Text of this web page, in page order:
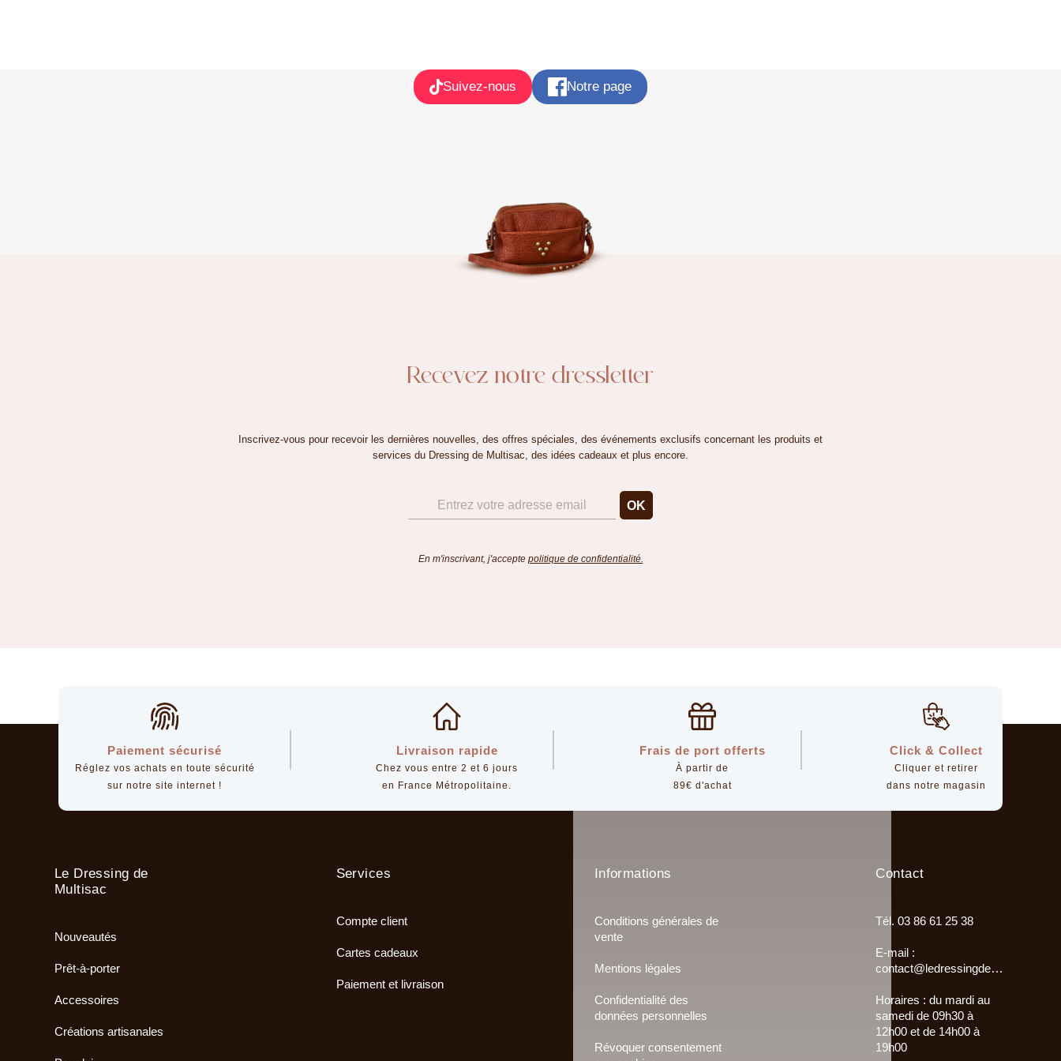
Suivez-nous Notre page
Recevez notre dressletter
Inscrivez-vous pour recevoir les dernières nouvelles, des offres spéciales, des événements exclusifs concernant les produits et
services du Dressing de Multisac, des idées cadeaux et plus encore.
En m'inscrivant, j'accepte politique de confidentialité.
Paiement sécurisé
Réglez vos achats en toute sécurité
sur notre site internet !
Livraison rapide
Chez vous entre 2 et 6 jours
en France Métropolitaine.
Frais de port offerts
À partir de
89€ d'achat
Click & Collect
Cliquer et retirer
dans notre magasin
Le Dressing de
Multisac
Nouveautés
Prêt-à-porter
Accessoires
Créations artisanales
Services
Compte client
Cartes cadeaux
Paiement et livraison
Informations
Conditions générales de
vente
Mentions légales
Confidentialité des
données personnelles
Révoquer consentement
Contact
Tél. 03 86 61 25 38
E-mail :
contact@ledressingdemultisac.fr
Horaires : du mardi au
samedi de 09h30 à
12h00 et de 14h00 à
19h00